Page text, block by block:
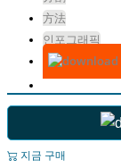
方法
인포그래픽
지금 구매